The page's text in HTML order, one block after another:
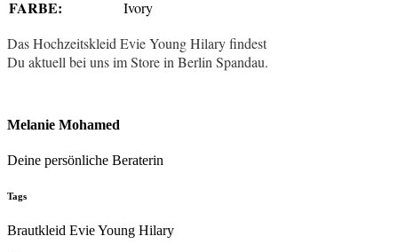
FAR­BE:
Ivo­ry
Das Hoch­zeits­kleid Evie Young Hila­ry fin­dest
Du aktu­ell bei uns im Store in Ber­lin Spandau.
Melanie Mohamed
Deine persönliche Beraterin
Tags
Brautkleid Evie Young Hilary